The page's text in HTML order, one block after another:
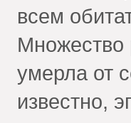
всем
Множество
умерла от
известно,